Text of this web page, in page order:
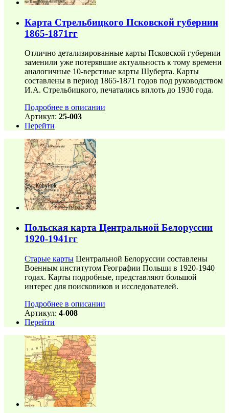
Карта Стрельбицкого Псковской губернии
1865-1871гг
Отлично детализированные карты Псковской губернии
заменили уже потерявшие актуальность к тому времени
аналогичные 10-верстные карты Шуберта. Карты
составлены в период 1865-1871 годов под руководством
И.А. Стрельбицкого, печатались вплоть до 1930 года.
Подробнее в описании
Артикул: 25-003
Перейти
Польская карта Центральной Белоруссии
1920-1941гг
Старые карты Центральной Белоруссии составлены
Военным институтом Географии Польши в 1920-1940
годах. Карты подробные, представляют большой
интерес для поисковиков и исследователей.
Подробнее в описании
Артикул: 4-008
Перейти